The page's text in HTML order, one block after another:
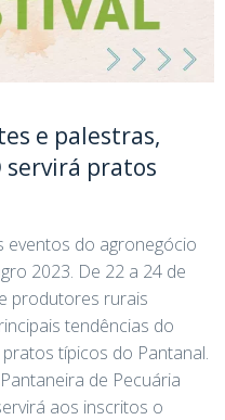
e palestras,
servirá pratos
eventos do agronegócio
2023. De 22 a 24 de
produtores rurais
tendências do
típicos do Pantanal.
de Pecuária
aos inscritos o